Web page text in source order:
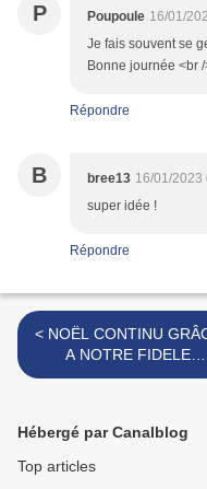
P Poupoule 16/01/
Je fais souvent se
Bonne journée <br
Répondre
B bree13 16/01/2023
super idée !
Répondre
< NOËL CONTINU GRÂCE
A NOTRE FIDELE
PARTENAIRE K-
Hébergé par Canalblog
Top articles